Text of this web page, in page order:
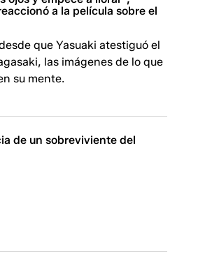
a la película sobre el
que Yasuaki atestiguó el
las imágenes de lo que
su mente.
de un sobreviviente del